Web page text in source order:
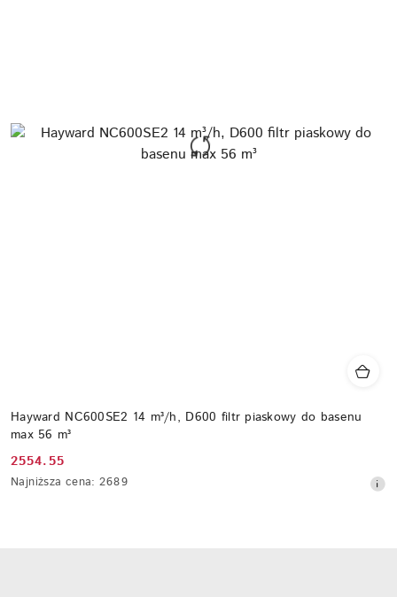
Hayward NC600SE2 14 m³/h, D600 filtr piaskowy do basenu
max 56 m³
Cena
promocyjna:
2554.55
Najniższa
Najniższa cena: 2689